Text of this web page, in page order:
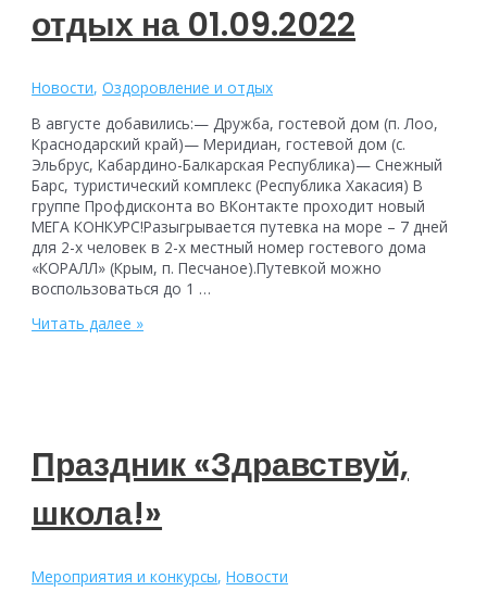
отдых на 01.09.2022
Новости,Оздоровление и отдых
В августе добавились:— Дружба, гостевой дом (п. Лоо,
Краснодарский край)— Меридиан, гостевой дом (с.
Эльбрус, Кабардино-Балкарская Республика)— Снежный
Барс, туристический комплекс (Республика Хакасия) В
группе Профдисконта во ВКонтакте проходит новый
МЕГА КОНКУРС!Разыгрывается путевка на море – 7 дней
для 2-х человек в 2-х местный номер гостевого дома
«КОРАЛЛ» (Крым, п. Песчаное).Путевкой можно
воспользоваться до 1 …
Обновился
Путешествия,
туризм,
отдых
на
Читать далее »
Праздник «Здравствуй,
школа!»
Мероприятия и конкурсы,Новости